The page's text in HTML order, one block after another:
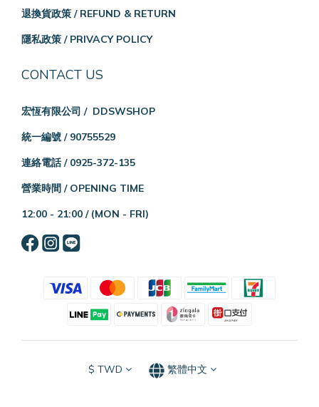
退換貨政策 / REFUND & RETURN
隱私政策 / PRIVACY POLICY
CONTACT US
宏恆有限公司 / DDSWSHOP
統一編號 / 90755529
連絡電話 / 0925-372-135
營業時間 / OPENING TIME
12:00 - 21:00 / (MON - FRI)
$ TWD 繁體中文